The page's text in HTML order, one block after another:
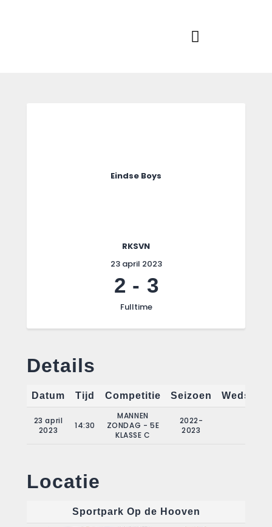
Eindse Boys
RKSVN
23 april 2023
2 - 3
Fulltime
Details
Datum Tijd Competitie Seizoen
23 april
2023
14:30
MANNEN
ZONDAG - 5E
KLASSE C
2022-
2023
Locatie
Sportpark Op de Hooven